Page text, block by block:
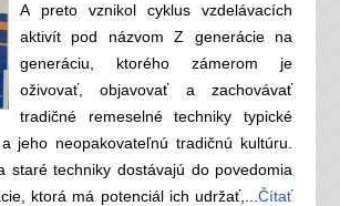
A preto vznikol cyklus vzdelávacích
aktivít pod názvom Z generácie na
generáciu, ktorého zámerom je
oživovať, objavovať a zachovávať
tradičné remeselné techniky typické
jeho neopakovateľnú tradičnú kultúru.
staré techniky dostávajú do povedomia
ktorá má potenciál ich udržať,...Čítať